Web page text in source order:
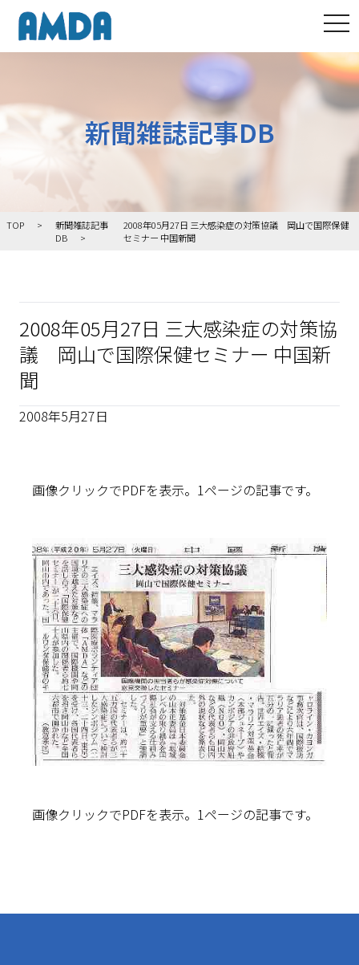
新聞雑誌記事DB
TOP
新聞雑誌記事
DB
2008年05月27日 三大感染症の対策協議 岡山で国際保健
セミナー 中国新聞
2008年05月27日 三大感染症の対策協
議 岡山で国際保健セミナー 中国新
聞
2008年5月27日
画像クリックでPDFを表示。1ページの記事です。
画像クリックでPDFを表示。1ページの記事です。